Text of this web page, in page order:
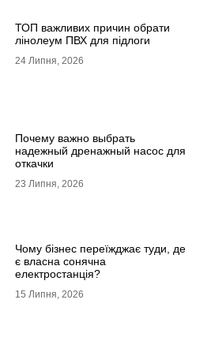
ТОП важливих причин обрати
лінолеум ПВХ для підлоги
24 Липня, 2026
Почему важно выбрать
надежный дренажный насос для
откачки
23 Липня, 2026
Чому бізнес переїжджає туди, де
є власна сонячна
електростанція?
15 Липня, 2026